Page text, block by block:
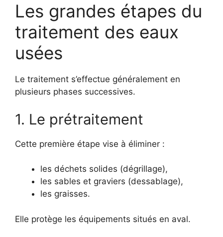
Les grandes étapes du
traitement des eaux
usées
Le traitement s’effectue généralement en
plusieurs phases successives.
1. Le prétraitement
Cette première étape vise à éliminer :
les déchets solides (dégrillage),
les sables et graviers (dessablage),
les graisses.
Elle protège les équipements situés en aval.